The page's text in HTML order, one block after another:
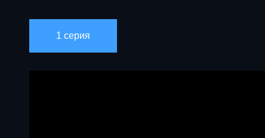
1 серия